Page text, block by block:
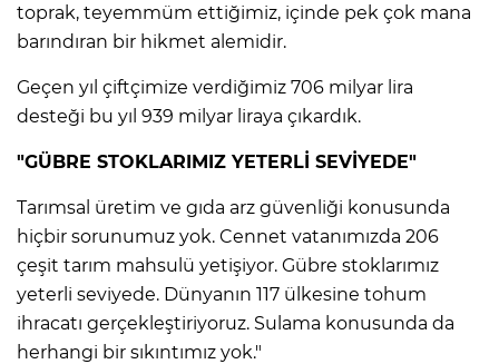
toprak, teyemmüm ettiğimiz, içinde pek çok mana
barındıran bir hikmet alemidir.
Geçen yıl çiftçimize verdiğimiz 706 milyar lira
desteği bu yıl 939 milyar liraya çıkardık.
"GÜBRE STOKLARIMIZ YETERLİ SEVİYEDE"
Tarımsal üretim ve gıda arz güvenliği konusunda
hiçbir sorunumuz yok. Cennet vatanımızda 206
çeşit tarım mahsulü yetişiyor. Gübre stoklarımız
yeterli seviyede. Dünyanın 117 ülkesine tohum
ihracatı gerçekleştiriyoruz. Sulama konusunda da
herhangi bir sıkıntımız yok."